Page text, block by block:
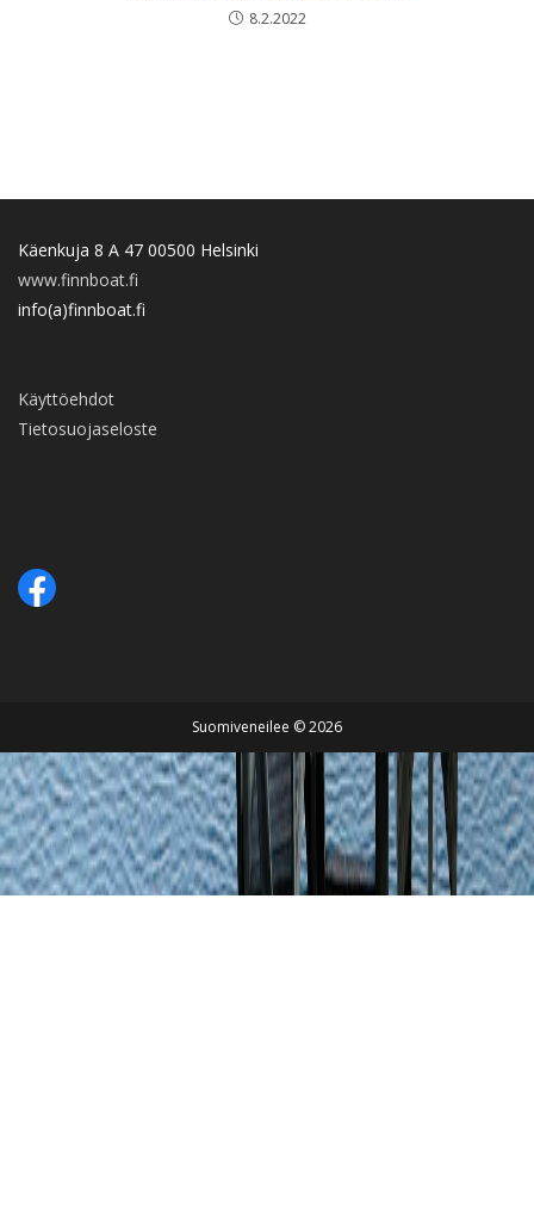
8.2.2022
Käenkuja 8 A 47 00500 Helsinki
www.finnboat.fi
info(a)finnboat.fi
Käyttöehdot
Tietosuojaseloste
Suomiveneilee © 2026